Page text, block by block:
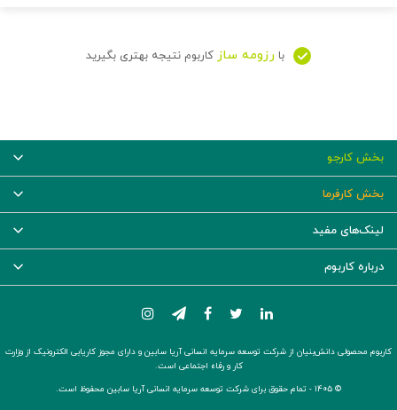
با رزومه ساز کاربوم نتیجه بهتری بگیرید
بخش کارجو
بخش کارفرما
لینک‌های مفید
درباره کاربوم
کاربوم محصولی دانش‌بنیان از شرکت توسعه سرمایه انسانی آریا سابین و دارای مجوز کاریابی الکترونیک از وزارت
کار و رفاه اجتماعی است.
© ۱۴۰۵ -
تمام حقوق برای شرکت توسعه سرمایه انسانی آریا سابین محفوظ است.